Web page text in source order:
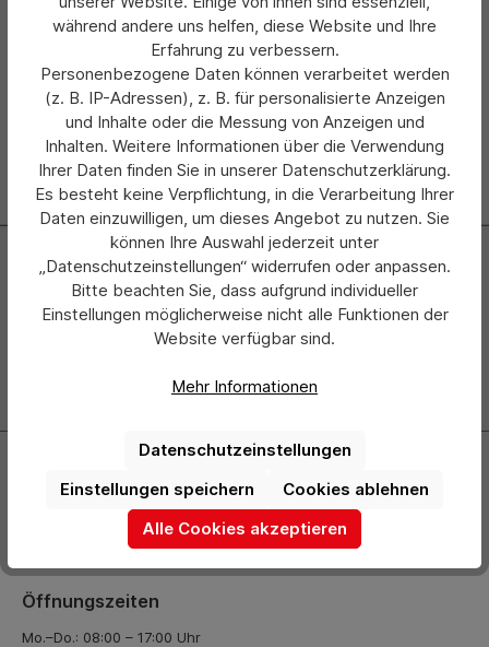
Bewertungen
Hersteller
Newsletter
Abonnieren Sie jetzt einfach unseren regelmäßig
erscheinenden Newsletter und Sie werden stets als Erster
über neue Produkte und Angebote informiert.
Zur Newsletter Anmeldung
+49 (0) 2261-7099 14
info@hermann-direkt.de
Öffnungszeiten
Mo.–Do.: 08:00 – 17:00 Uhr
während andere uns helfen, diese Website und Ihre
Erfahrung zu verbessern.
Personenbezogene Daten können verarbeitet werden
(z. B. IP-Adressen), z. B. für personalisierte Anzeigen
und Inhalte oder die Messung von Anzeigen und
Inhalten. Weitere Informationen über die Verwendung
Ihrer Daten finden Sie in unserer Datenschutzerklärung.
Es besteht keine Verpflichtung, in die Verarbeitung Ihrer
Daten einzuwilligen, um dieses Angebot zu nutzen. Sie
können Ihre Auswahl jederzeit unter
„Datenschutzeinstellungen“ widerrufen oder anpassen.
Bitte beachten Sie, dass aufgrund individueller
Einstellungen möglicherweise nicht alle Funktionen der
Website verfügbar sind.
Mehr Informationen
Datenschutzeinstellungen
Cookies ablehnen
Einstellungen speichern
Alle Cookies akzeptieren